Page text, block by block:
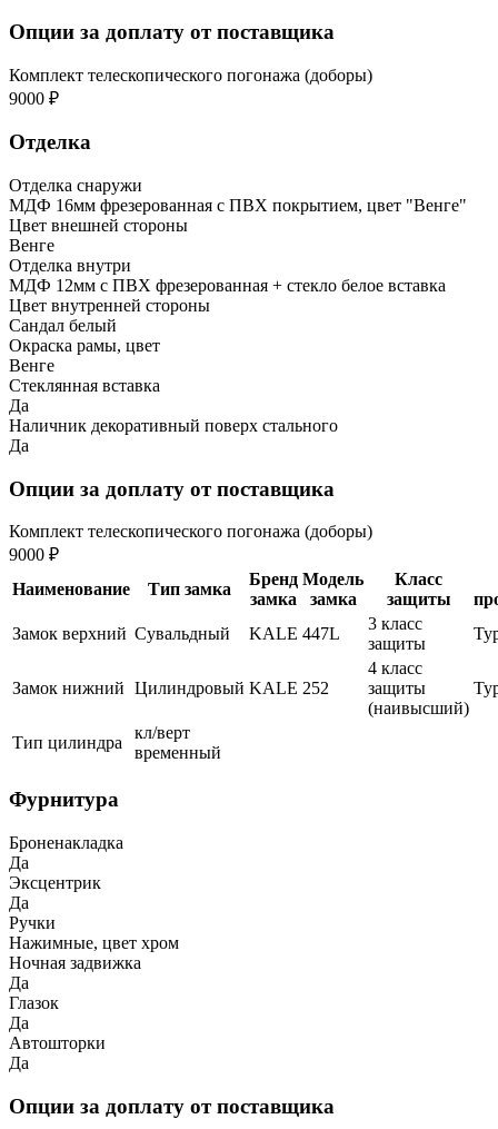
Опции за доплату от поставщика
Комплект телескопического погонажа (доборы)
9000 ₽
Отделка
Отделка снаружи
МДФ 16мм фрезерованная с ПВХ покрытием, цвет "Венге"
Цвет внешней стороны
Венге
Отделка внутри
МДФ 12мм с ПВХ фрезерованная + стекло белое вставка
Цвет внутренней стороны
Сандал белый
Окраска рамы, цвет
Венге
Стеклянная вставка
Да
Наличник декоративный поверх стального
Да
Опции за доплату от поставщика
Комплект телескопического погонажа (доборы)
9000 ₽
Наименование
Тип замка
Бренд
замка
Модель
замка
Класс
защиты
Замок верхний Сувальдный KALE 447L
3 класс
защиты
Замок нижний Цилиндровый KALE 252
4 класс
защиты
(наивысший)
Тип цилиндра
кл/верт
временный
Фурнитура
Броненакладка
Да
Эксцентрик
Да
Ручки
Нажимные, цвет хром
Ночная задвижка
Да
Глазок
Да
Автошторки
Да
Опции за доплату от поставщика